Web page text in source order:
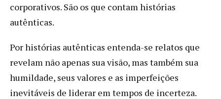
corporativos. São os que contam histórias
autênticas.
Por histórias autênticas entenda-se relatos que
revelam não apenas sua visão, mas também sua
humildade, seus valores e as imperfeições
inevitáveis de liderar em tempos de incerteza.